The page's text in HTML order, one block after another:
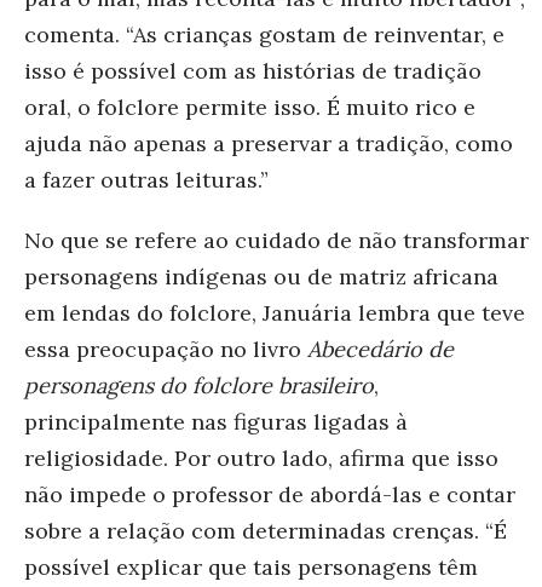
comenta. “As crianças gostam de reinventar, e
isso é possível com as histórias de tradição
oral, o folclore permite isso. É muito rico e
ajuda não apenas a preservar a tradição, como
a fazer outras leituras.”
No que se refere ao cuidado de não transformar
personagens indígenas ou de matriz africana
em lendas do folclore, Januária lembra que teve
essa preocupação no livro Abecedário de
personagens do folclore brasileiro,
principalmente nas figuras ligadas à
religiosidade. Por outro lado, afirma que isso
não impede o professor de abordá-las e contar
sobre a relação com determinadas crenças. “É
possível explicar que tais personagens têm